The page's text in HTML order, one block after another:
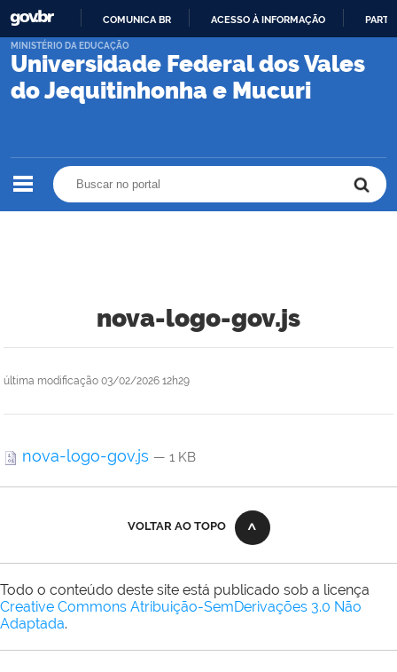
PARA
CONTEÚDO
COMUNICA BR ACESSO À INFORMAÇÃO
Universidade Federal dos Vales
do Jequitinhonha e Mucuri
MINISTÉRIO DA EDUCAÇÃO
nova-logo-gov.js
última modificação 03/02/2026 12h29
nova-logo-gov.js — 1 KB
VOLTAR AO TOPO
Todo o conteúdo deste site está publicado sob a licença
Creative Commons Atribuição-SemDerivações 3.0 Não
Adaptada.